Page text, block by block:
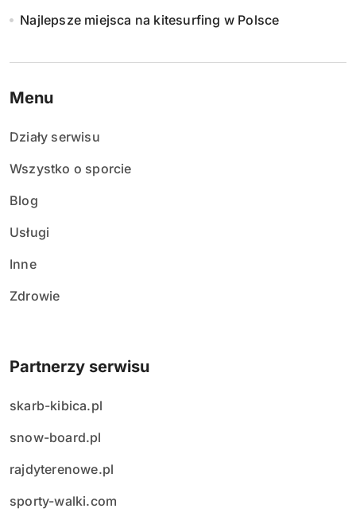
Najlepsze miejsca na kitesurfing w Polsce
Menu
Działy serwisu
Wszystko o sporcie
Blog
Usługi
Inne
Zdrowie
Partnerzy serwisu
skarb-kibica.pl
snow-board.pl
rajdyterenowe.pl
sporty-walki.com